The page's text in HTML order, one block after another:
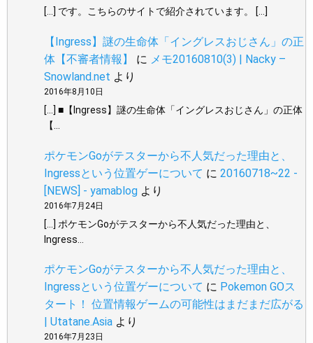
[…] です。こちらのサイトで紹介されています。 […]
【Ingress】謎の生命体「イングレスおじさん」の正
体【不審者情報】
に メモ20160810(3) | Nacky –
Snowland.net より
2016年8月10日
[…] ■【Ingress】謎の生命体「イングレスおじさん」の正体
【…
ポケモンGoがテスターから不人気だった理由と、
Ingressという位置ゲーについて に 20160718~22 -
[NEWS] - yamablog より
2016年7月24日
[…] ポケモンGoがテスターから不人気だった理由と、
Ingress…
ポケモンGoがテスターから不人気だった理由と、
Ingressという位置ゲーについて に Pokemon GOス
タート！ 位置情報ゲームの可能性はまだまだ広がる
| Utatane.Asia より
2016年7月23日